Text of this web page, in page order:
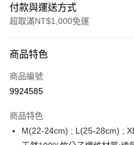
付款與運送方式
超取滿NT$1,000免運
信用卡一次付款
信用卡分期付款
合作金庫商業銀行
華南商業銀行
6 期 0 利率 每期
12 期 0 利率 每期 NT$31
商品特色
商品編號
9924585
商品特色
M(22-24cm) ; L(25-28cm) ;